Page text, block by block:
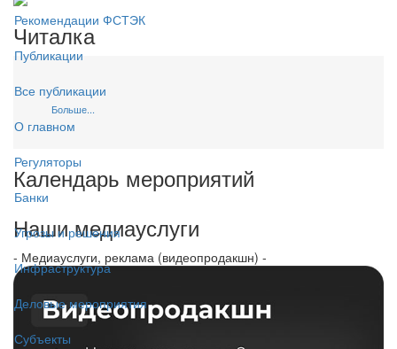
Рекомендации ФСТЭК
Публикации
Все публикации
О главном
Регуляторы
Банки
Угрозы и решения
Инфраструктура
Деловые мероприятия
Субъекты
Читалка
Больше...
Календарь мероприятий
Наши медиауслуги
- Медиауслуги, реклама (видеопродакшн) -